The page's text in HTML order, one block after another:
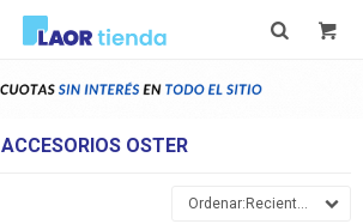
ACCESORIOS OSTER
Recientes